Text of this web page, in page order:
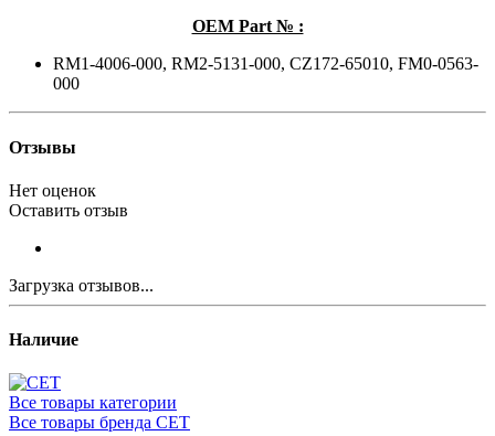
OEM Part № :
RM1-4006-000, RM2-5131-000, CZ172-65010, FM0-0563-
000
Отзывы
Нет оценок
Оставить отзыв
Загрузка отзывов...
Наличие
Все товары категории
Все товары бренда CET